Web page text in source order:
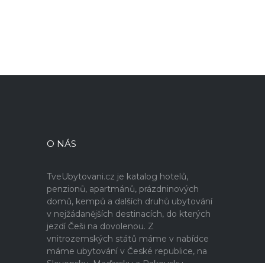
O NÁS
TveUbytovani.cz je katalog hotelů,
penzionů, apartmánů, prázdninových
domů, kempů a dalších druhů ubytování
v nejžádanějších destinacích, do kterých
jezdí Češi na dovolenou. Z
vnitrozemských států máme v nabídce
máme ubytování v České republice, na